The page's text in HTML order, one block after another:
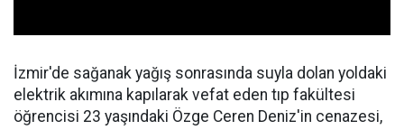
İzmir'de sağanak yağış sonrasında suyla dolan yoldaki
elektrik akımına kapılarak vefat eden tıp fakültesi
öğrencisi 23 yaşındaki Özge Ceren Deniz'in cenazesi,